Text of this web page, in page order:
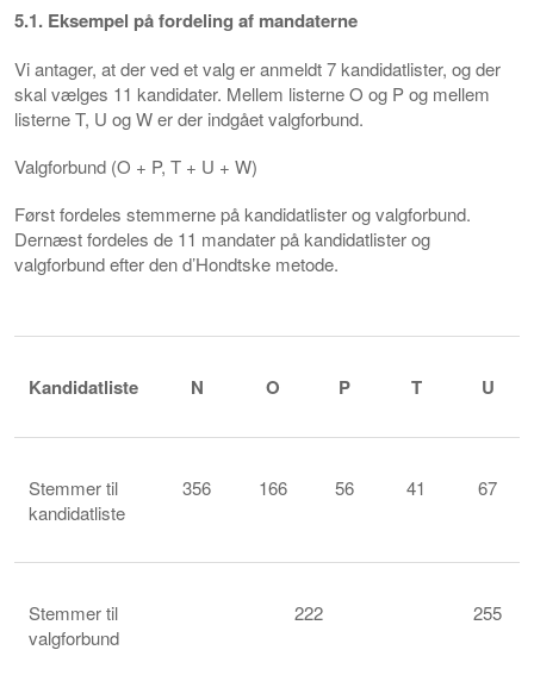
5.1. Eksempel på fordeling af mandaterne
Vi antager, at der ved et valg er anmeldt 7 kandidatlister, og der
skal vælges 11 kandidater. Mellem listerne O og P og mellem
listerne T, U og W er der indgået valgforbund.
Valgforbund (O + P, T + U + W)
Først fordeles stemmerne på kandidatlister og valgforbund.
Dernæst fordeles de 11 mandater på kandidatlister og
valgforbund efter den d’Hondtske metode.
Kandidatliste N O P T U
Stemmer til
kandidatliste
356 166 56 41 67
Stemmer til
valgforbund
222 255